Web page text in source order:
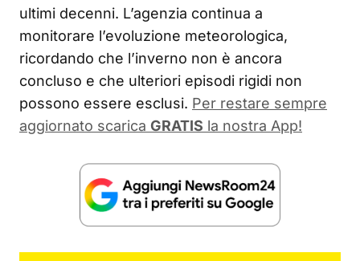
ultimi decenni. L’agenzia continua a
monitorare l’evoluzione meteorologica,
ricordando che l’inverno non è ancora
concluso e che ulteriori episodi rigidi non
possono essere esclusi. Per restare sempre
aggiornato scarica GRATIS la nostra App!